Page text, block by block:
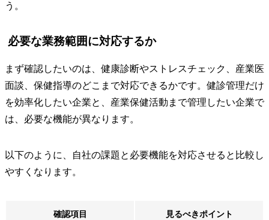
う。
必要な業務範囲に対応するか
まず確認したいのは、健康診断やストレスチェック、産業医
面談、保健指導のどこまで対応できるかです。健診管理だけ
を効率化したい企業と、産業保健活動まで管理したい企業で
は、必要な機能が異なります。
以下のように、自社の課題と必要機能を対応させると比較し
やすくなります。
確認項目 見るべきポイント